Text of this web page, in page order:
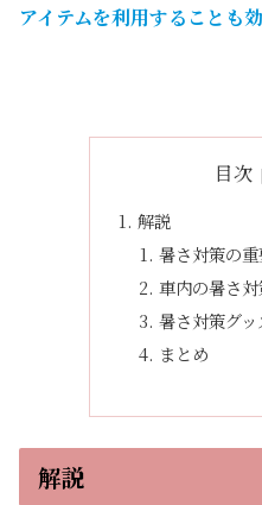
アイテムを利用することも
目次
解説
暑さ対策の
車内の暑さ
暑さ対策グ
まとめ
解説